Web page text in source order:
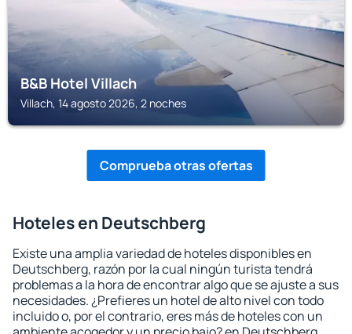
B&B Hotel Villach
Villach, 14 agosto 2026, 2 noches
Comprueba otras ofertas
Hoteles en Deutschberg
Existe una amplia variedad de hoteles disponibles en
Deutschberg, razón por la cual ningún turista tendrá
problemas a la hora de encontrar algo que se ajuste a sus
necesidades. ¿Prefieres un hotel de alto nivel con todo
incluido o, por el contrario, eres más de hoteles con un